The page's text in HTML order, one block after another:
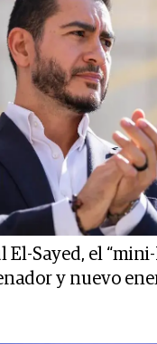
El-Sayed, el
y nuevo